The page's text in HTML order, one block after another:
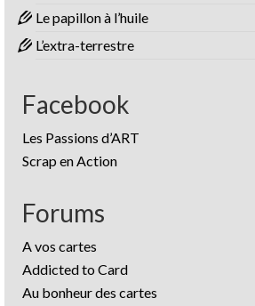
Le papillon à l’huile
L’extra-terrestre
Facebook
Les Passions d’ART
Scrap en Action
Forums
A vos cartes
Addicted to Card
Au bonheur des cartes